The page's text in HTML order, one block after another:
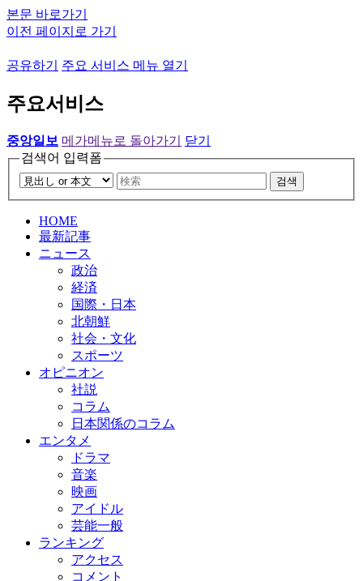
본문 바로가기
이전 페이지로 가기
공유하기 주요 서비스 메뉴 열기
주요서비스
중앙일보 메가메뉴로 돌아가기
닫기
검색어 입력폼
검색
HOME
最新記事
ニュース
政治
経済
国際・日本
北朝鮮
社会・文化
スポーツ
オピニオン
社説
コラム
日本関係のコラム
エンタメ
ドラマ
音楽
映画
アイドル
芸能一般
ランキング
アクセス
コメント